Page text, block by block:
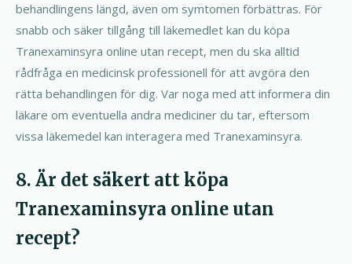
behandlingens längd, även om symtomen förbättras. För
snabb och säker tillgång till läkemedlet kan du köpa
Tranexaminsyra online utan recept, men du ska alltid
rådfråga en medicinsk professionell för att avgöra den
rätta behandlingen för dig. Var noga med att informera din
läkare om eventuella andra mediciner du tar, eftersom
vissa läkemedel kan interagera med Tranexaminsyra.
8. Är det säkert att köpa
Tranexaminsyra online utan
recept?